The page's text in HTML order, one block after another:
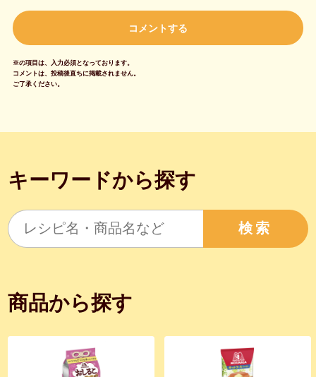
※の項目は、入力必須となっております。
コメントは、投稿後直ちに掲載されません。
ご了承ください。
キーワードから探す
検索
商品から探す